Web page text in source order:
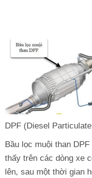
DPF (Diesel
Bầu lọc muội than
thấy trên các dòng xe
lên, sau một thời gian